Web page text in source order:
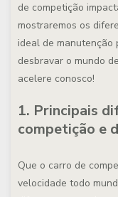
de competição
mostraremos os
ideal de manutenção
desbravar o mundo
acelere conosco!
1. Principais
competição e
Que o carro de
velocidade todo